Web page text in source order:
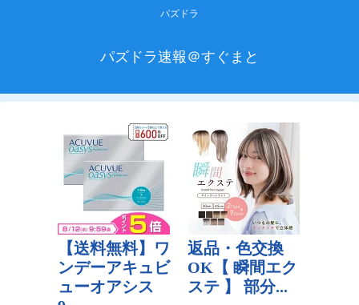
パズドラ
パズドラ速報＠すぐまと